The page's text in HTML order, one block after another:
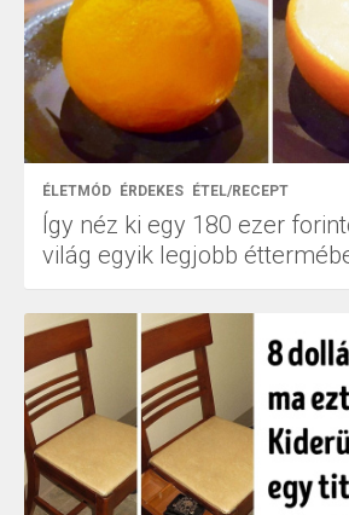
ÉLETMÓD ÉRDEKES ÉTEL/RECEPT
Így néz ki egy 180 ezer
világ egyik legjobb